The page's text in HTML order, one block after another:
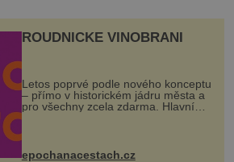
ROUDNICKÉ VINOBRANÍ
Letos poprvé podle nového konceptu
– přímo v historickém jádru města a
pro všechny zcela zdarma. Hlavní
program se odehraje na Karlově a
mohou těšit na víno, burčák, pes...
epochanacestach.cz